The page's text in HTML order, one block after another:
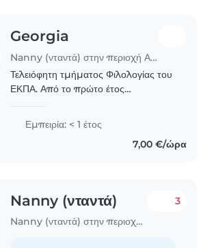
Georgia
Nanny (νταντά) στην περιοχή Αγία Παρασκευή
Τελειόφητη τμήματος Φιλολογίας του
ΕΚΠΑ. Από το πρώτο έτος
αρέσει και θα ήθελα να το συνδυάσω
Εμπειρία: < 1 έτος
7,00 €/ώρα
Nanny (νταντά)
Nanny (νταντά) στην περιοχή Αγία Παρασκευή
3